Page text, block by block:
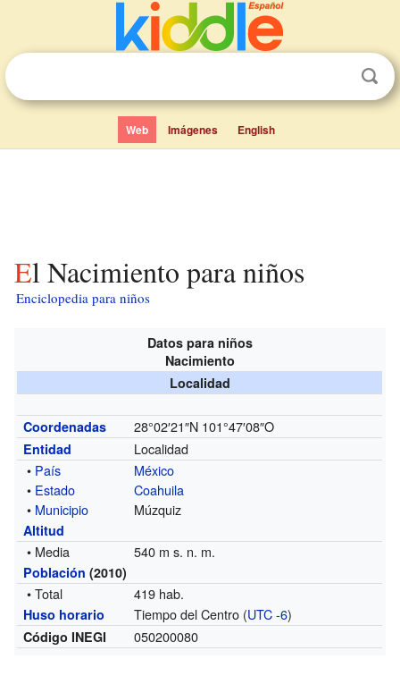
Web Imágenes English
El Nacimiento para niños
Enciclopedia para niños
Datos para niños
Nacimiento
Localidad
Coordenadas 28°02′21″N 101°47′08″O
Entidad
Localidad
• País
México
• Estado
Coahuila
• Municipio Múzquiz
Altitud
• Media 540 m s. n. m.
Población (2010)
• Total 419 hab.
Huso horario Tiempo del Centro (UTC -6)
Código INEGI 050200080